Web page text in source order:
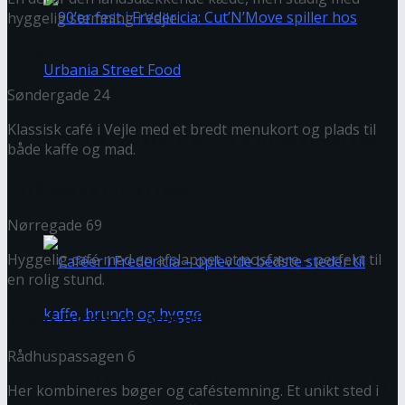
90’er fest i Fredericia: Cut’N’Move spiller hos
Caféer i Fredericia – oplev de bedste steder til
hyggelig stemning i Vejle.
Søndergade 24
Klassisk café i Vejle med et bredt menukort og plads til
både kaffe og mad.
Nørregade 69
Hyggelig café med en afslappet atmosfære – perfekt til
en rolig stund.
Byens Forlag og Bogcafé
Rådhuspassagen 6
Her kombineres bøger og caféstemning. Et unikt sted i